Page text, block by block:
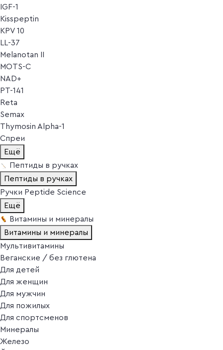
IGF-1
Kisspeptin
KPV 10
LL-37
Melanotan II
MOTS-C
NAD+
PT-141
Reta
Semax
Thymosin Alpha-1
Спреи
Ещё
Пептиды в ручках
Пептиды в ручках
Ручки Peptide Science
Ещё
Витамины и минералы
Витамины и минералы
Мультивитамины
Веганские / без глютена
Для детей
Для женщин
Для мужчин
Для пожилых
Для спортсменов
Минералы
Железо